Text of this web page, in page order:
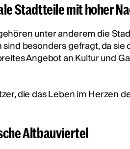
Stadtteile mit hoher
unter anderem die
besonders gefragt, da
Angebot an Kultur und
die das Leben im Herzen
Altbauviertel